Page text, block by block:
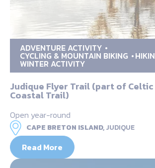
ADVENTURE ACTIVITY
CYCLING & MOUNTAIN BIKING
WINTER ACTIVITY
Judique Flyer Trail (part of
Coastal Trail)
Open year-round
CAPE BRETON ISLAND,JUDIQUE
Read More